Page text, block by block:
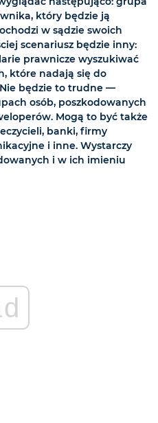
który będzie ją
w sądzie swoich
scenariusz będzie inny:
prawnicze wyszukiwać
które nadają się do
będzie to trudne —
osób, poszkodowanych
Mogą to być także
banki, firmy
i inne. Wystarczy
i w ich imieniu